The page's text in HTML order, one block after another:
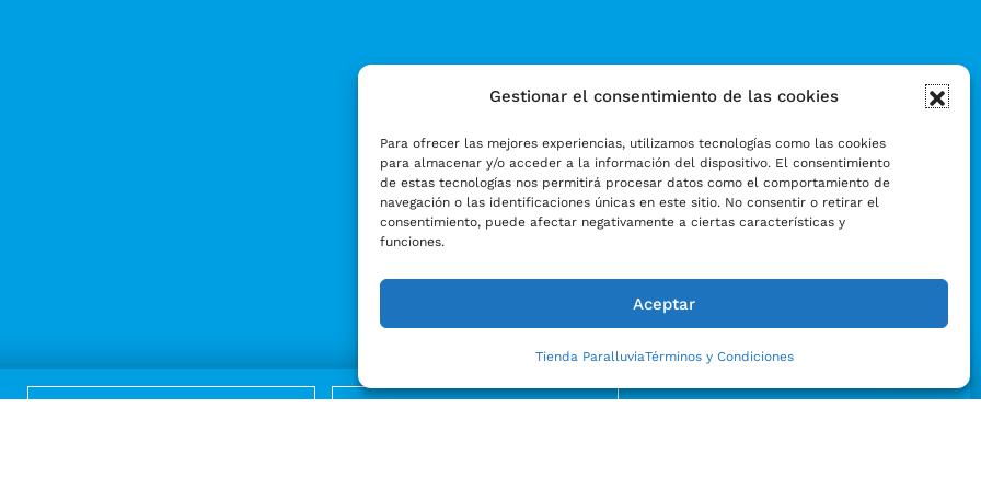
Gestionar el consentimiento de las cookies
Para ofrecer las mejores experiencias, utilizamos tecnologías como las cookies
para almacenar y/o acceder a la información del dispositivo. El consentimiento
de estas tecnologías nos permitirá procesar datos como el comportamiento de
navegación o las identificaciones únicas en este sitio. No consentir o retirar el
consentimiento, puede afectar negativamente a ciertas características y
funciones.
Aceptar
Tienda ParalluviaTérminos y Condiciones